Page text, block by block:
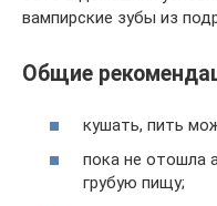
вампирские зубы из
Общие
кушать, пить
пока не отошла
грубую пищу;